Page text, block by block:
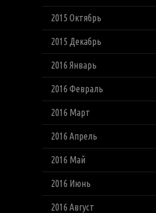
2015 Октябрь
2015 Декабрь
2016 Январь
2016 Февраль
2016 Март
2016 Апрель
2016 Май
2016 Июнь
2016 Август